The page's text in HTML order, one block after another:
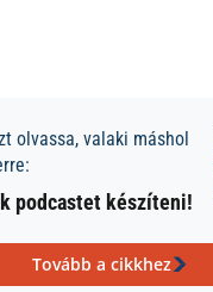
olvassa, valaki máshol
podcastet készíteni!
Tovább a cikkhez